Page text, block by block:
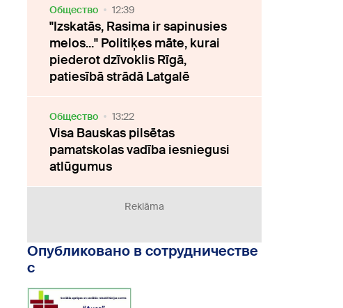
Oбщество 12:39
"Izskatās, Rasima ir sapinusies
melos..." Politiķes māte, kurai
piederot dzīvoklis Rīgā,
patiesībā strādā Latgalē
Oбщество 13:22
Visa Bauskas pilsētas
pamatskolas vadība iesniegusi
atlūgumus
Reklāma
Опубликовано в сотрудничестве
с